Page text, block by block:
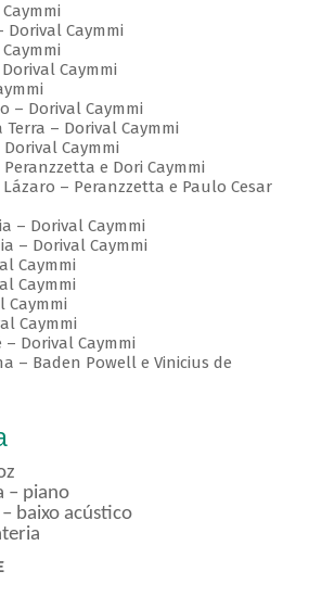
Dorival Caymmi
Caymmi
– Dorival Caymmi
– Dorival Caymmi
Caymmi
e Dori Caymmi
Lázaro – Peranzzetta e Paulo Cesar
– Dorival Caymmi
– Dorival Caymmi
Caymmi
Caymmi
Caymmi
Caymmi
– Dorival Caymmi
– Baden Powell e Vinicius de
– piano
baixo acústico